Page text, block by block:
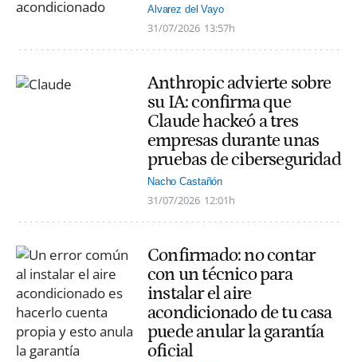
Alvarez del Vayo
31/07/2026 13:57h
Anthropic advierte sobre
su IA: confirma que
Claude hackeó a tres
empresas durante unas
pruebas de ciberseguridad
Nacho Castañón
31/07/2026 12:01h
Confirmado: no contar
con un técnico para
instalar el aire
acondicionado de tu casa
puede anular la garantía
oficial